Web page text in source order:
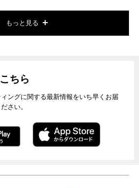
もっと見る
ちら
ングに関する最新情報をいち早くお届
さい。